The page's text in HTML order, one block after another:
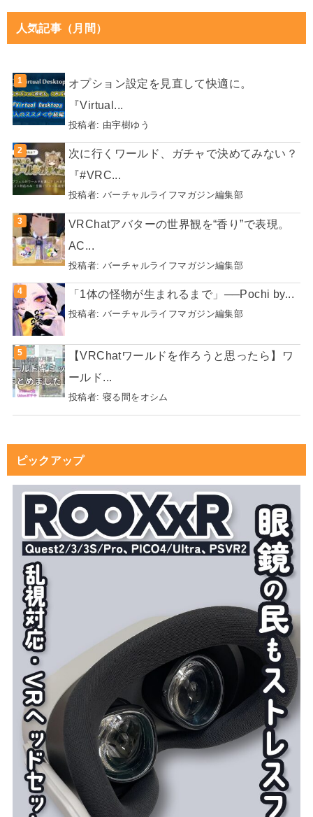
人気記事（月間）
オプション設定を見直して快適に。
『Virtual...
投稿者: 由宇樹ゆう
次に行くワールド、ガチャで決めてみない？
『#VRC...
投稿者: バーチャルライフマガジン編集部
VRChatアバターの世界観を“香り”で表現。
AC...
投稿者: バーチャルライフマガジン編集部
「1体の怪物が生まれるまで」──Pochi by...
投稿者: バーチャルライフマガジン編集部
【VRChatワールドを作ろうと思ったら】ワ
ールド...
投稿者: 寝る間をオシム
ピックアップ